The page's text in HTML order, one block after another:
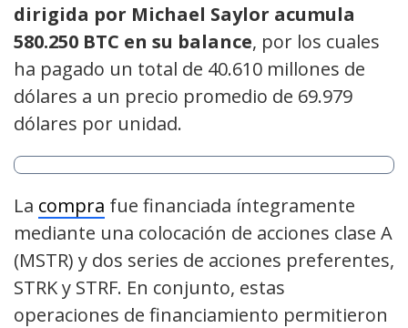
dirigida por Michael Saylor acumula
580.250 BTC en su balance, por los cuales
ha pagado un total de 40.610 millones de
dólares a un precio promedio de 69.979
dólares por unidad.
La compra fue financiada íntegramente
mediante una colocación de acciones clase A
(MSTR) y dos series de acciones preferentes,
STRK y STRF. En conjunto, estas
operaciones de financiamiento permitieron